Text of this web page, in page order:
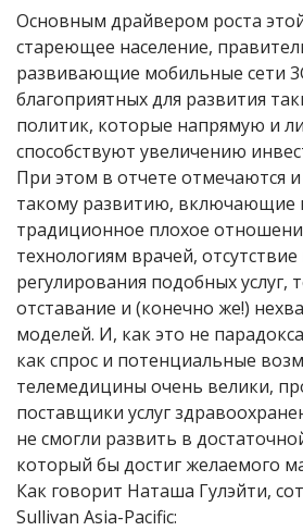
Основным драйвером роста
стареющее население,
развивающие мобильные сети
благоприятных для развития
политик, которые напрямую и
способствуют увеличению
При этом в отчете отмечаются и
такому развитию, включающие
традиционное плохое
технологиям врачей,
регулирования подобных услуг,
отставание и (конечно же!)
моделей. И, как это не
как спрос и потенциальные
телемедицины очень велики,
поставщики услуг
не смогли развить в
который бы достиг желаемого
Как говорит Наташа Гулэйти,
Sullivan Asia-Pacific: